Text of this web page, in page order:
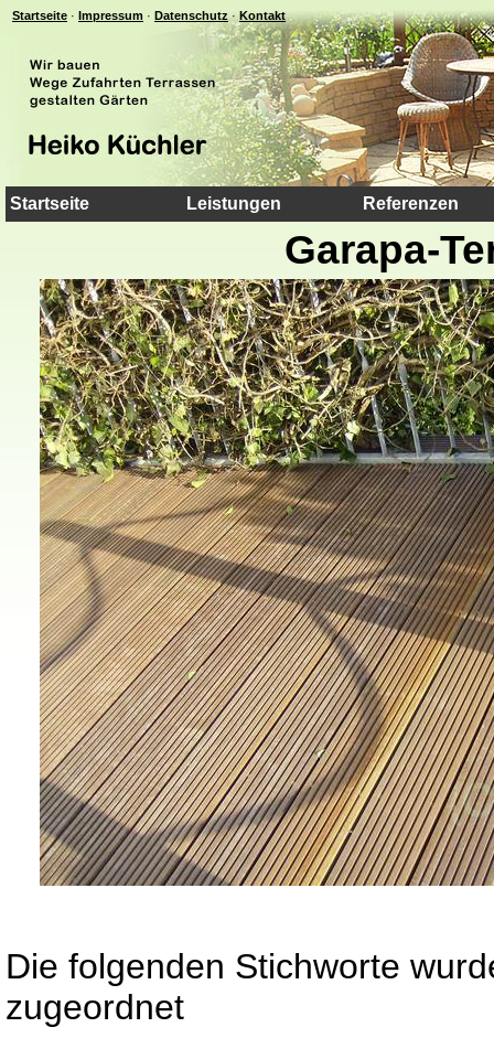
Startseite · Impressum · Datenschutz · Kontakt
Startseite Leistungen Referenzen
Garapa-
Die folgenden Stichworte
zugeordnet